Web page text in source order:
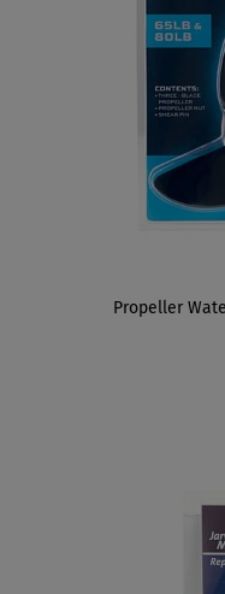
Propeller